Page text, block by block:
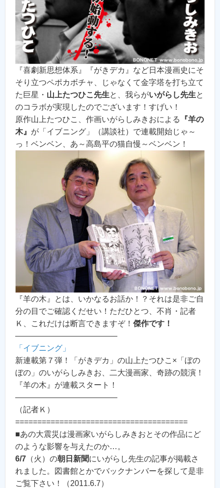
『喜劇新思想体系』『がきデカ』など日本漫画史にそ
そり立つペポカボチャ、じゃなくて金字塔を打ち立て
た巨星・ 山上たつひこ先生と、我らがいがらし先生と
のコラボが実現したのでございます！すげい！
原作山上たつひこ、作画いがらしみきおによる
『羊の
木』 が「イブニング」（講談社）で連載開始じゃ～
っ！ベンベン、あ～高島平の猫自慢～ベンベン！
『羊の木』とは、いかなるお話か！？それは是非ご自
分の目でご確認くだせい！ただひとつ、不肖・記者
Ｋ、これだけは断言できますぞ！ 傑作です！
—————————————
「イブニング」
新連載第７弾！「がきデカ」の山上たつひこ×「ぼの
ぼの」のいがらしみきお、二大漫画家、奇跡の競演！
『羊の木』が連載スタート！
—————————————
（記者Ｋ）
=======================================
■あの大震災は漫画家いがらしみきおとその作品にど
のような影響を与えたのか…。
6/7 （火）の朝日新聞にいがらし先生の記事が掲載さ
れました。図書館とかでバックナンバーを探して是非
ご覧下さい！（2011.6.7）